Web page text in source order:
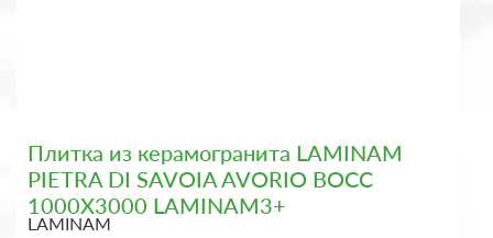
Плитка из керамогранита LAMINAM
PIETRA DI SAVOIA AVORIO BOCC
1000X3000 LAMINAM3+
LAMINAM